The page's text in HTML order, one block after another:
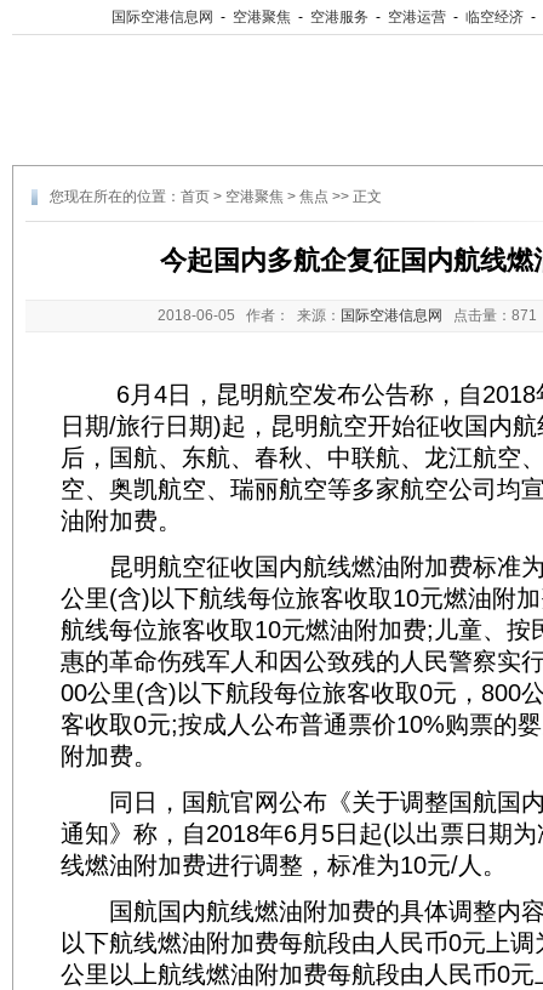
国际空港信息网 - 空港聚焦 - 空港服务 - 空港运营 - 临空经济 -
您现在所在的位置： 首页 > 空港聚焦 > 焦点 >> 正文
今起国内多航企复征国内航线燃
2018-06-05 作者： 来源： 国际空港信息网 点击量：
6月4日，昆明航空发布公告称，自2018
日期/旅行日期)起，昆明航空开始征收国内
后，国航、东航、春秋、中联航、龙江航空
空、奥凯航空、瑞丽航空等多家航空公司均
油附加费。
昆明航空征收国内航线燃油附加费标准
公里(含)以下航线每位旅客收取10元燃油附
航线每位旅客收取10元燃油附加费;儿童、按
惠的革命伤残军人和因公致残的人民警察实
00公里(含)以下航段每位旅客收取0元，800
客收取0元;按成人公布普通票价10%购票的
附加费。
同日，国航官网公布《关于调整国航国
通知》称，自2018年6月5日起(以出票日期
线燃油附加费进行调整，标准为10元/人。
国航国内航线燃油附加费的具体调整内
以下航线燃油附加费每航段由人民币0元上
公里以上航线燃油附加费每航段由人民币0元